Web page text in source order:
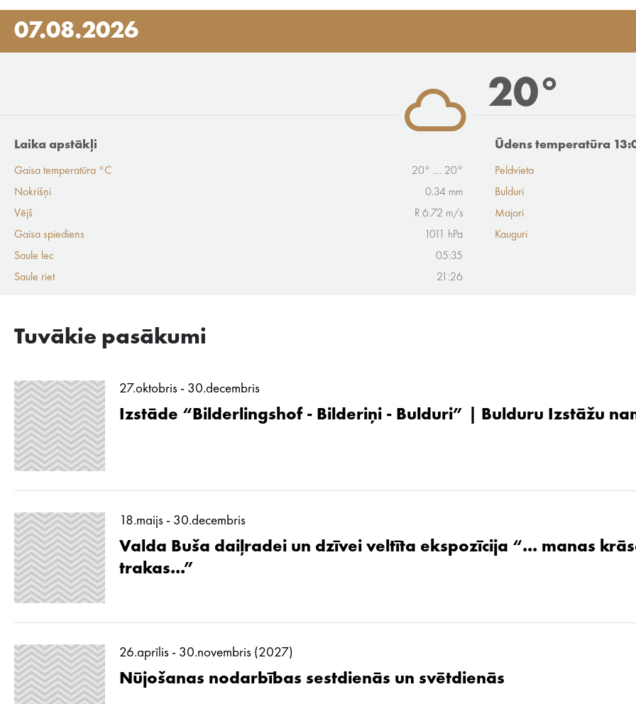
07.08.2026
20°
Laika apstākļi
Gaisa temperatūra °C
20° .... 20°
Nokrišņi
0.34 mm
Vējš
R 6.72 m/s
Gaisa spiediens
1011 hPa
Saule lec
05:35
Saule riet
21:26
Ūdens temperatūra
Peldvieta
Bulduri
Majori
Kauguri
Tuvākie pasākumi
27.oktobris - 30.decembris
Izstāde “Bilderlingshof - Bilderiņi - Bulduri” | Bulduru Izstāžu
18.maijs - 30.decembris
Valda Buša daiļradei un dzīvei veltīta ekspozīcija “... manas
trakas...”
26.aprīlis - 30.novembris (2027)
Nūjošanas nodarbības sestdienās un svētdienās